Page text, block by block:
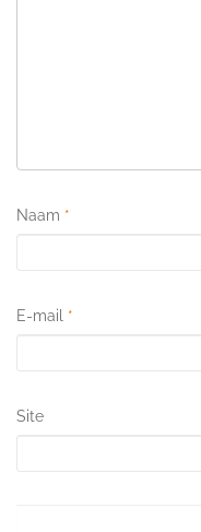
Naam *
E-mail *
Site